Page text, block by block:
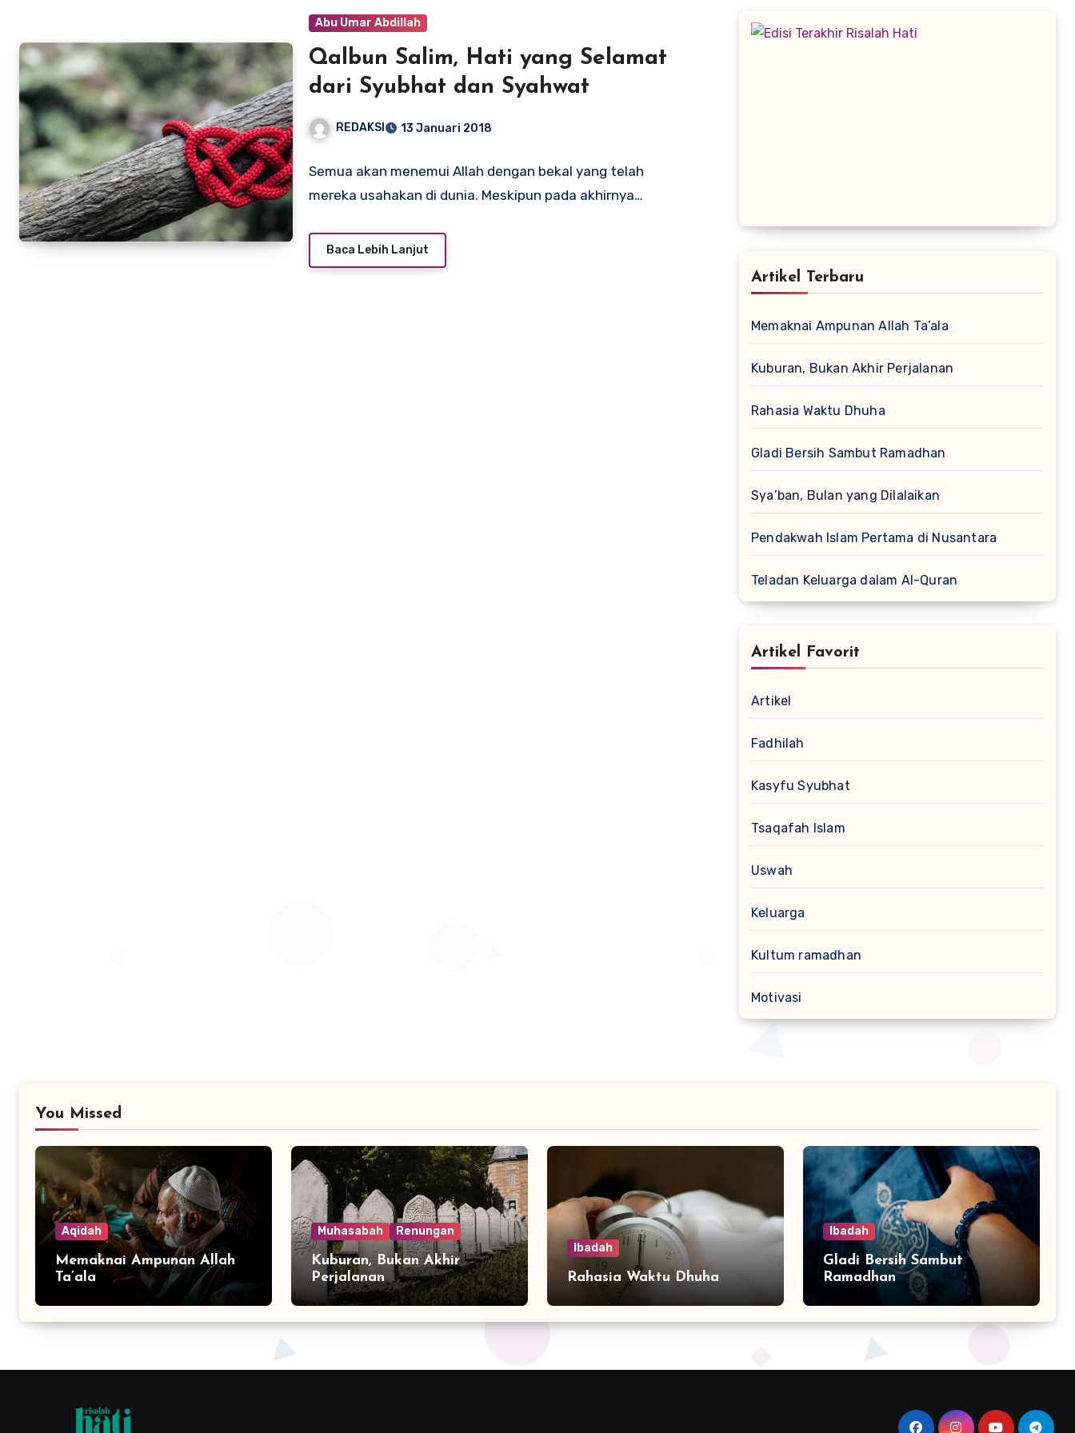
Abu Umar Abdillah
Qalbun Salim, Hati yang Selamat
dari Syubhat dan Syahwat
REDAKSI 13 Januari 2018
Semua akan menemui Allah dengan bekal yang telah
mereka usahakan di dunia. Meskipun pada akhirnya…
Baca Lebih Lanjut
Artikel Terbaru
Memaknai Ampunan Allah Ta’ala
Kuburan, Bukan Akhir Perjalanan
Rahasia Waktu Dhuha
Gladi Bersih Sambut Ramadhan
Sya’ban, Bulan yang Dilalaikan
Pendakwah Islam Pertama di Nusantara
Teladan Keluarga dalam Al-Quran
Artikel Favorit
Artikel
Fadhilah
Kasyfu Syubhat
Tsaqafah Islam
Uswah
Keluarga
Kultum ramadhan
Motivasi
You Missed
Aqidah
Memaknai Ampunan Allah
Ta’ala
Muhasabah Renungan
Kuburan, Bukan Akhir
Perjalanan
Ibadah
Rahasia Waktu Dhuha
Ibadah
Gladi Bersih Sambut
Ramadhan